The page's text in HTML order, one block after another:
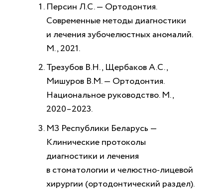
Персин Л.С. — Ортодонтия.
Современные методы диагностики
и лечения зубочелюстных аномалий.
М., 2021.
Трезубов В.Н., Щербаков А.С.,
Мишуров В.М. — Ортодонтия.
Национальное руководство. М.,
2020–2023.
МЗ Республики Беларусь —
Клинические протоколы
диагностики и лечения
в стоматологии и челюстно-лицевой
хирургии (ортодонтический раздел).